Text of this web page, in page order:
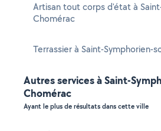
Artisan tout corps d'état à
Chomérac
Terrassier à Saint-Symphorien-
Autres services à Saint-
Chomérac
Ayant le plus de résultats dans cette ville